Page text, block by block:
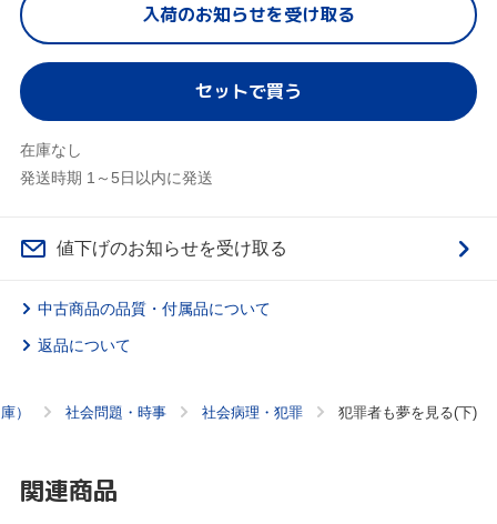
入荷のお知らせを受け取る
セットで買う
在庫なし
発送時期 1～5日以内に発送
値下げのお知らせを受け取る
中古商品の品質・付属品について
返品について
） 社会問題・時事 社会病理・犯罪 犯罪者も夢を見る(下)
関連商品